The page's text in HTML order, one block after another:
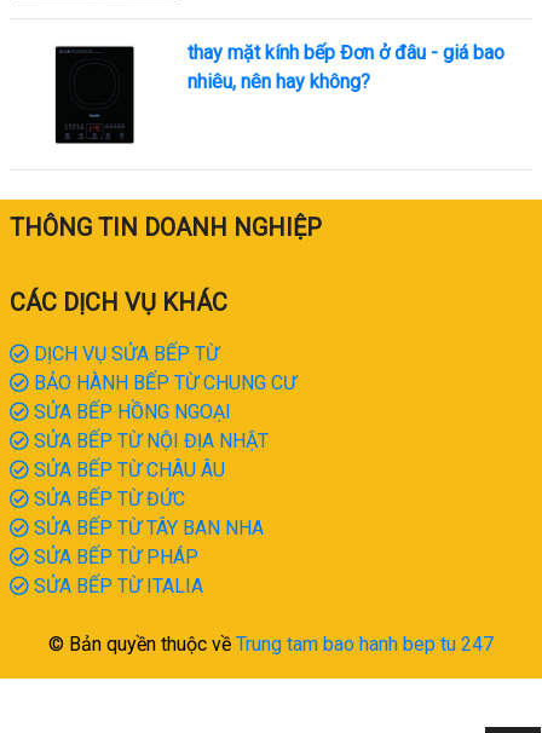
thay mặt kính bếp Đơn ở đâu - giá bao
nhiêu, nên hay không?
THÔNG TIN DOANH NGHIỆP
CÁC DỊCH VỤ KHÁC
DỊCH VỤ SỬA BẾP TỪ
BẢO HÀNH BẾP TỪ CHUNG CƯ
SỬA BẾP HỒNG NGOẠI
SỬA BẾP TỪ NỘI ĐỊA NHẬT
SỬA BẾP TỪ CHÂU ÂU
SỬA BẾP TỪ ĐỨC
SỬA BẾP TỪ TÂY BAN NHA
SỬA BẾP TỪ PHÁP
SỬA BẾP TỪ ITALIA
© Bản quyền thuộc về Trung tam bao hanh bep tu 247